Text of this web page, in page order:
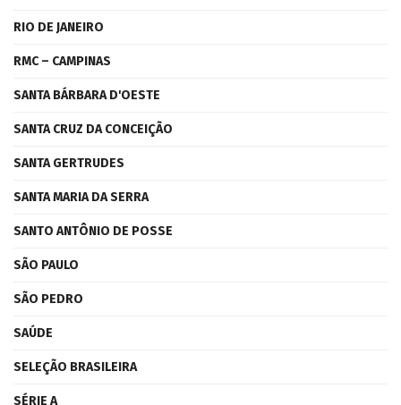
RIO DE JANEIRO
RMC – CAMPINAS
SANTA BÁRBARA D'OESTE
SANTA CRUZ DA CONCEIÇÃO
SANTA GERTRUDES
SANTA MARIA DA SERRA
SANTO ANTÔNIO DE POSSE
SÃO PAULO
SÃO PEDRO
SAÚDE
SELEÇÃO BRASILEIRA
SÉRIE A